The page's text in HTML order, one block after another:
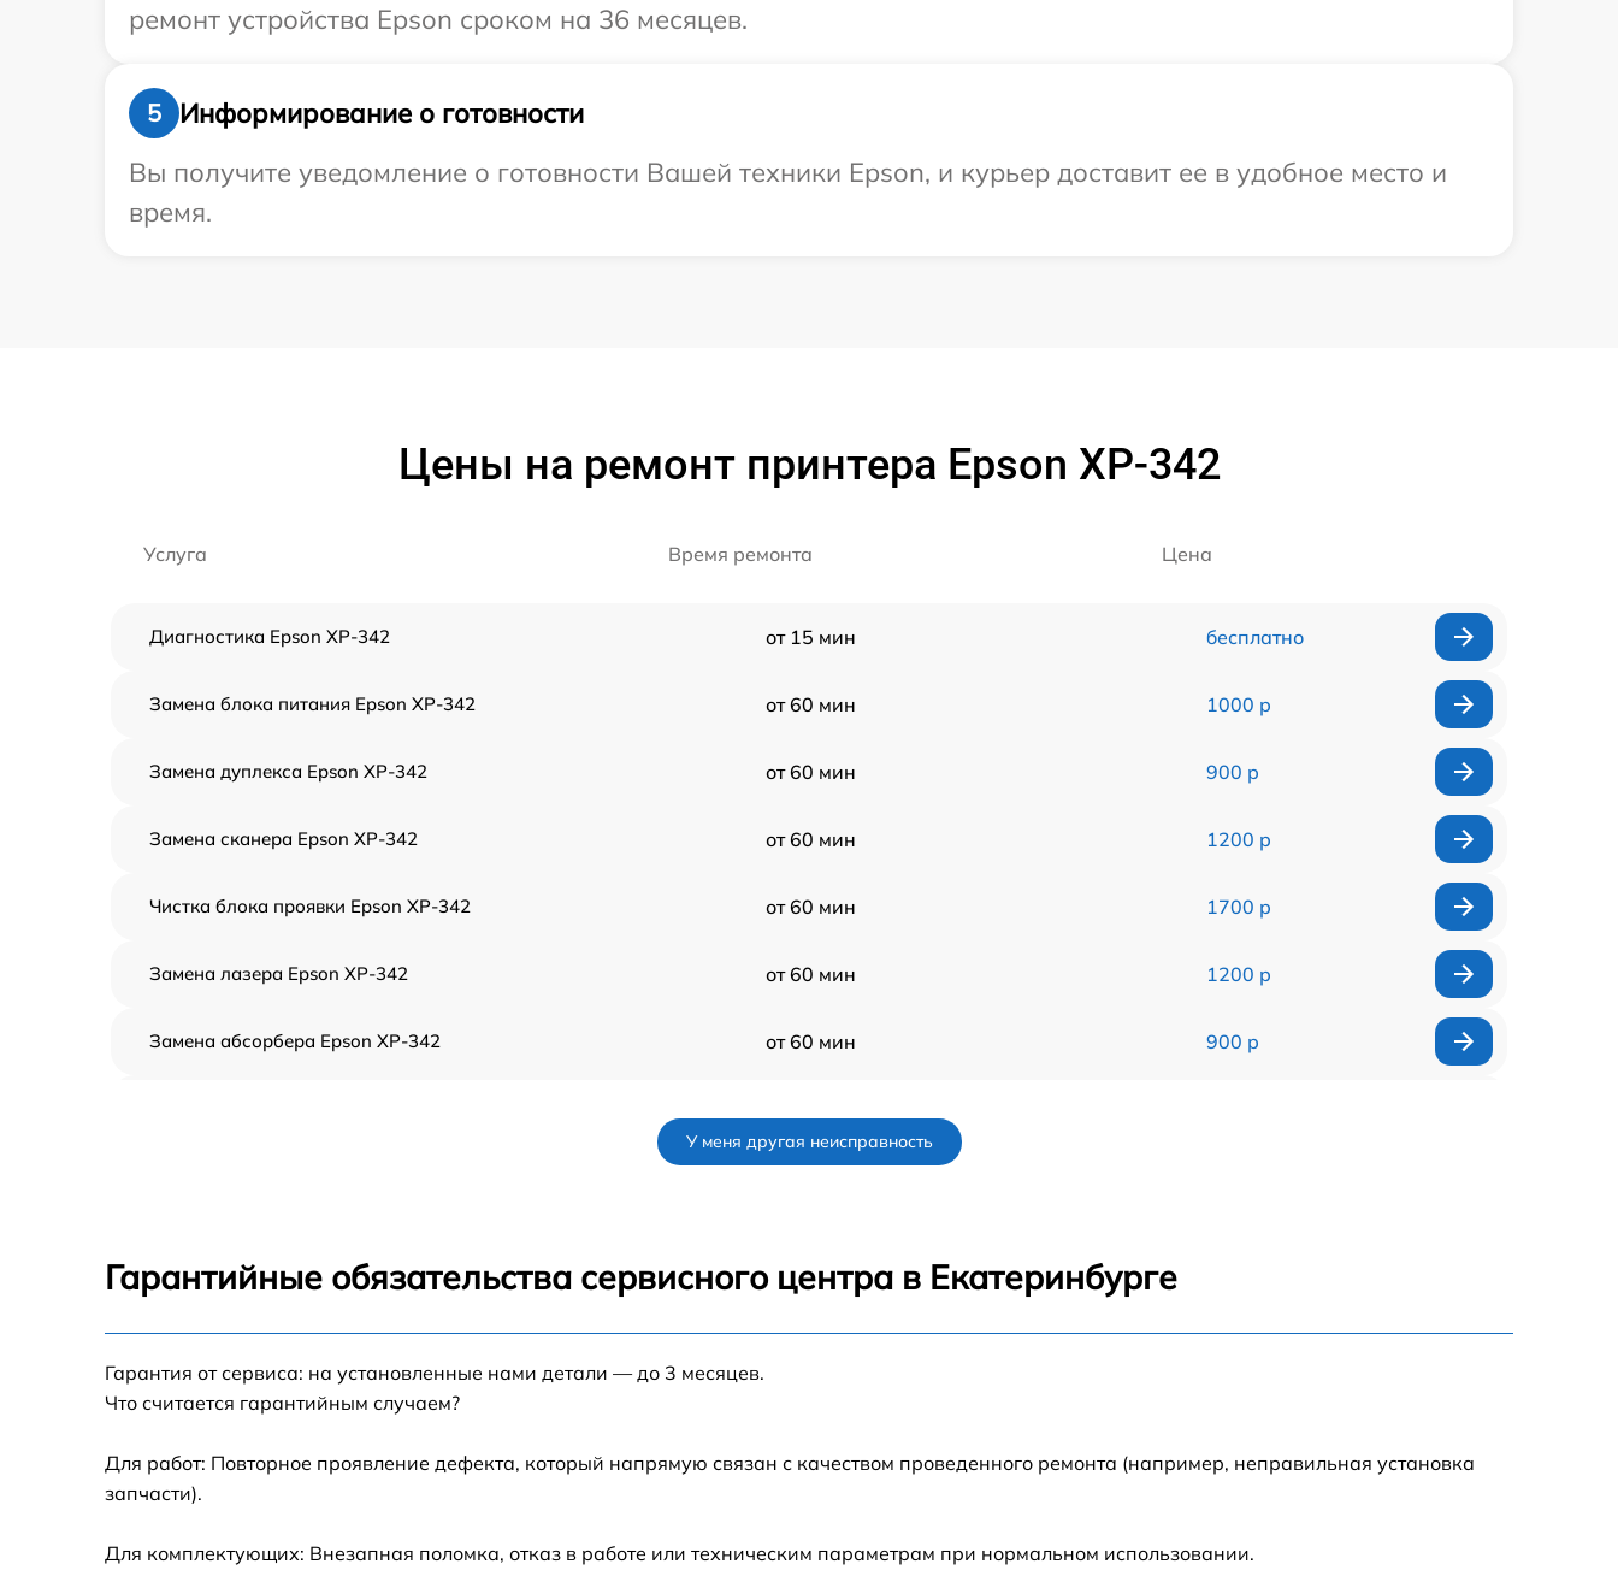
ремонт устройства Epson сроком на 36 месяцев.
5
Информирование о готовности
Вы получите уведомление о готовности Вашей техники Epson, и курьер доставит ее в удобное место и
время.
Цены на ремонт принтера Epson XP-342
Услуга Время ремонта Цена
Диагностика Epson XP-342 от 15 мин бесплатно
Замена блока питания Epson XP-342 от 60 мин 1000 р
Замена дуплекса Epson XP-342 от 60 мин 900 р
Замена сканера Epson XP-342 от 60 мин 1200 р
Чистка блока проявки Epson XP-342 от 60 мин 1700 р
Замена лазера Epson XP-342 от 60 мин 1200 р
Замена абсорбера Epson XP-342 от 60 мин 900 р
Замена печатной головки Epson XP-342
У меня другая неисправность
Гарантийные обязательства сервисного центра в Екатеринбурге
Гарантия от сервиса: на установленные нами детали — до 3 месяцев.
Что считается гарантийным случаем?
Для работ: Повторное проявление дефекта, который напрямую связан с качеством проведенного ремонта (например, неправильная установка
запчасти).
Для комплектующих: Внезапная поломка, отказ в работе или техническим параметрам при нормальном использовании.